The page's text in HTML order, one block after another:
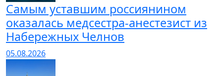
Самым уставшим россиянином
оказалась медсестра-анестезист из
Набережных Челнов
05.08.2026